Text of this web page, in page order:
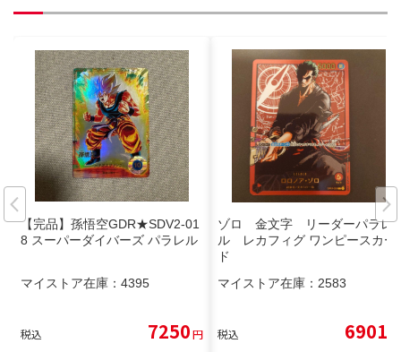
【完品】孫悟空GDR★SDV2-01
8 スーパーダイバーズ パラレル
マイストア在庫： 4395
税込 7250円
ゾロ 金文字 リーダーパラレ
ル レカフィグ ワンピースカー
ド
マイストア在庫： 2583
税込 6901